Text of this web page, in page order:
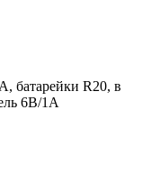
батарейки R20, в
6В/1А